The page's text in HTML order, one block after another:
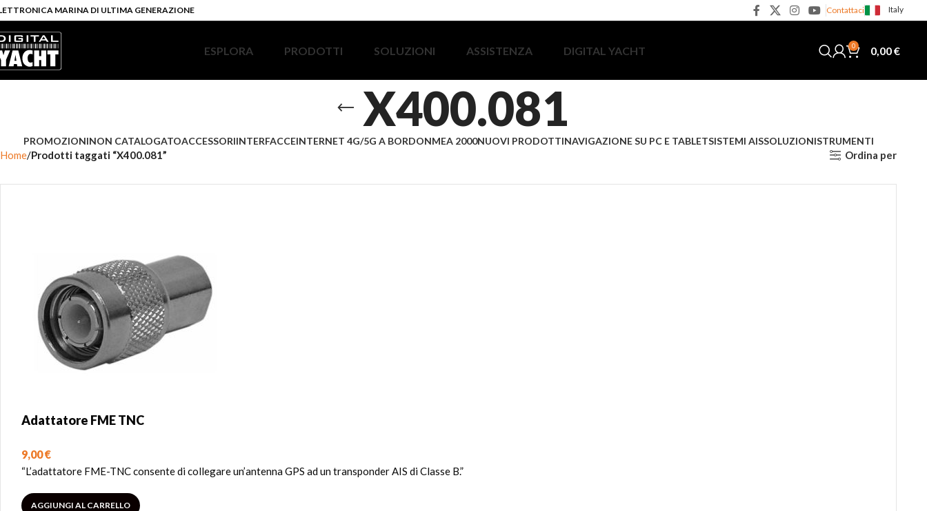
MARINA DI ULTIMA GENERAZIONE Contattaci Italy
ESPLORA PRODOTTI SOLUZIONI ASSISTENZA DIGITAL YACHT 0 0,00€
X400.081
PROMOZIONINON CATALOGATOACCESSORIINTERFACCEINTERNET 4G/5G A BORDONMEA 2000NUOVI PRODOTTINAVIGAZIONE SU PC E TABLETSISTEMI AISSOLUZIONISTRUMENTI
Home Prodotti taggati “X400.081” Ordina per
Adattatore FME TNC
9,00€
“L’adattatore FME-TNC consente di collegare un’antenna GPS ad un transponder AIS di Classe B.”
AGGIUNGI AL CARRELLO